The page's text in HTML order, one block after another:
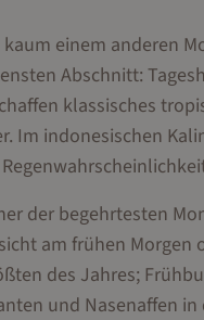
einem anderen
Abschnitt:
klassisches
Im indonesischen
der begehrtesten
am frühen
des Jahres;
und Nasenaffen